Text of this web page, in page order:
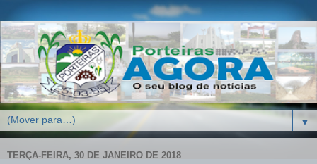
▼
TERÇA-FEIRA, 30 DE JANEIRO DE 2018